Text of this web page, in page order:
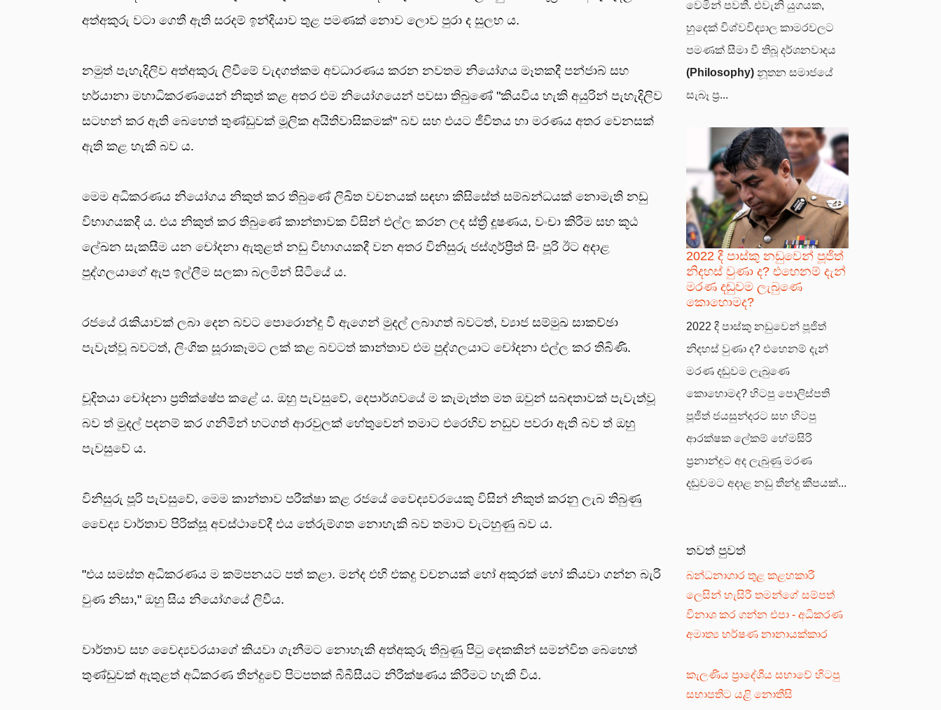
අත්අකුරු වටා ගෙතී ඇති සරදම් ඉන්දියාව තුළ පමණක් නොව ලොව පුරා ද සුලභ ය.
නමුත් පැහැදිලිව අත්අකුරු ලිවීමේ වැදගත්කම අවධාරණය කරන නවතම නියෝගය මෑතකදී පන්ජාබ් සහ
හර්යානා මහාධිකරණයෙන් නිකුත් කළ අතර එම නියෝගයෙන් පවසා තිබුණේ "කියවිය හැකි අයුරින් පැහැදිලිව
සටහන් කර ඇති බෙහෙත් තුණ්ඩුවක් මූලික අයිතිවාසිකමක්" බව සහ එයට ජීවිතය හා මරණය අතර වෙනසක්
ඇති කළ හැකි බව ය.
මෙම අධිකරණය නියෝගය නිකුත් කර තිබුණේ ලිඛිත වචනයක් සඳහා කිසිසේත් සම්බන්ධයක් නොමැති නඩු
විභාගයකදී ය. එය නිකුත් කර තිබුණේ කාන්තාවක විසින් එල්ල කරන ලද ස්ත්‍රී දූෂණය, වංචා කිරීම සහ කූඨ
ලේඛන සැකසීම යන චෝදනා ඇතුළත් නඩු විභාගයකදී වන අතර විනිසුරු ජස්ගුර්ප්‍රීත් සිං පූරි ඊට අදාළ
පුද්ගලයාගේ ඇප ඉල්ලීම සලකා බලමින් සිටියේ ය.
රජයේ රැකියාවක් ලබා දෙන බවට පොරොන්දු වී ඇගෙන් මුදල් ලබාගත් බවටත්, ව්‍යාජ සම්මුඛ සාකච්ඡා
පැවැත්වූ බවටත්, ලිංගික සූරාකෑමට ලක් කළ බවටත් කාන්තාව එම පුද්ගලයාට චෝදනා එල්ල කර තිබිණි.
චූදිතයා චෝදනා ප්‍රතික්ෂේප කළේ ය. ඔහු පැවසුවේ, දෙපාර්ශවයේ ම කැමැත්ත මත ඔවුන් සබඳතාවක් පැවැත්වූ
බව ත් මුදල් පදනම් කර ගනිමින් හටගත් ආරවුලක් හේතුවෙන් තමාට එරෙහිව නඩුව පවරා ඇති බව ත් ඔහු
පැවසුවේ ය.
විනිසුරු පූරි පැවසුවේ, මෙම කාන්තාව පරීක්ෂා කළ රජයේ වෛද්‍යවරයෙකු විසින් නිකුත් කරනු ලැබ තිබුණු
වෛද්‍ය වාර්තාව පිරික්සූ අවස්ථාවේදී එය තේරුම්ගත නොහැකි බව තමාට වැටහුණු බව ය.
"එය සමස්ත අධිකරණය ම කම්පනයට පත් කළා. මන්ද එහි එකදු වචනයක් හෝ අකුරක් හෝ කියවා ගන්න බැරි
වුණ නිසා," ඔහු සිය නියෝගයේ ලිවීය.
වාර්තාව සහ වෛද්‍යවරයාගේ කියවා ගැනීමට නොහැකි අත්අකුරු තිබුණු පිටු දෙකකින් සමන්විත බෙහෙත්
තුණ්ඩුවක් ඇතුළත් අධිකරණ තීන්දුවේ පිටපතක් බීබීසීයට නිරීක්ෂණය කිරීමට හැකි විය.
වෙමින් පවතී. එවැනි යුගයක,
හුදෙක් විශ්වවිද්‍යාල කාමරවලට
පමණක් සීමා වී තිබූ දර්ශනවාදය
(Philosophy)නූතන සමාජයේ
සැබෑ ප්‍ර...
2022 දී පාස්කු නඩුවෙන් පූජිත්
නිදහස් වුණා ද? එහෙනම් දැන්
මරණ දඬුවම ලැබුණෙ
කොහොමද?
2022 දී පාස්කු නඩුවෙන් පූජිත්
නිදහස් වුණා ද? එහෙනම් දැන්
මරණ දඬුවම ලැබුණෙ
කොහොමද? හිටපු පොලිස්පති
පූජිත් ජයසුන්දරට සහ හිටපු
ආරක්ෂක ලේකම් හේමසිරි
ප්‍රනාන්දුට අද ලැබුණු මරණ
දඬුවමට අදාළ නඩු තීන්දු කීපයක්...
තවත් පුවත්
බන්ධනාගාර තුළ කළහකාරී
ලෙසින් හැසිරී තමන්ගේ සම්පත්
විනාශ කර ගන්න එපා - අධිකරණ
අමාත්‍ය හර්ෂණ නානායක්කාර
කැලණිය ප්‍රාදේශීය සභාවේ හිටපු
සභාපතිට යළි නොතීසි